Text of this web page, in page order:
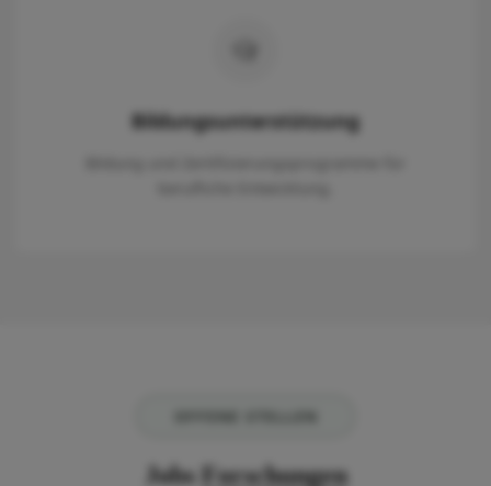
Bildungsunterstützung
Jobs Forschungen